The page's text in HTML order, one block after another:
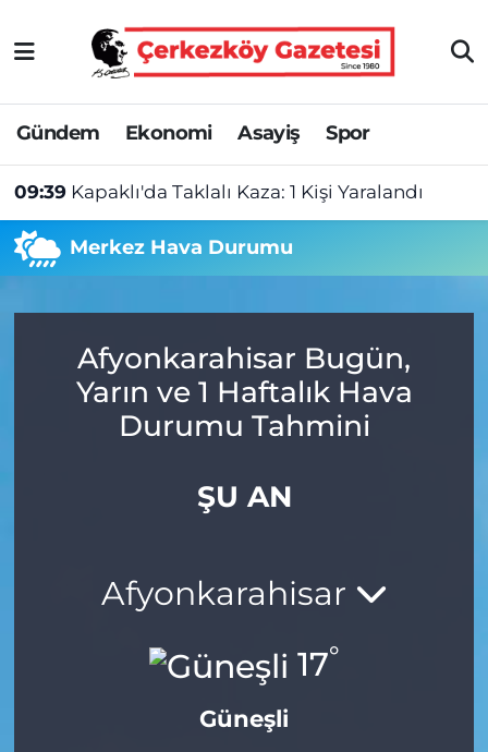
Gündem Ekonomi Asayiş Spor
09:39 Kapaklı'da Taklalı Kaza: 1 Kişi Yaralandı
Merkez Hava Durumu
Afyonkarahisar Bugün,
Yarın ve 1 Haftalık Hava
Durumu Tahmini
ŞU AN
Afyonkarahisar
17°
Güneşli
Asayiş
Ekonomi
Gündem
Haber
Manşet
SAĞLIK
İletişim
Tekirdağ Nöbetçi Eczaneler
Tekirdağ Hava Durumu
Tekirdağ Namaz Vakitleri
Tekirdağ Trafik Yoğunluk Haritası
Tüm Manşetler
Son Dakika Haberleri